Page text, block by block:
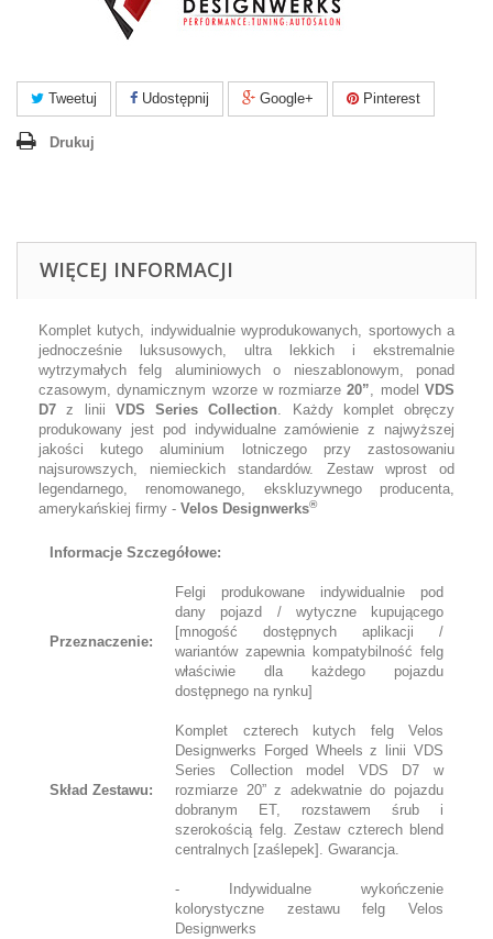
Tweetuj Udostępnij Google+ Pinterest
Drukuj
WIĘCEJ INFORMACJI
Komplet kutych, indywidualnie wyprodukowanych, sportowych a
jednocześnie luksusowych, ultra lekkich i ekstremalnie
wytrzymałych felg aluminiowych o nieszablonowym, ponad
czasowym, dynamicznym wzorze w rozmiarze20”, modelVDS
D7 z linii VDS Series Collection. Każdy komplet obręczy
produkowany jest pod indywidualne zamówienie z najwyższej
jakości kutego aluminium lotniczego przy zastosowaniu
najsurowszych, niemieckich standardów. Zestaw wprost od
legendarnego, renomowanego, ekskluzywnego producenta,
amerykańskiej firmy - Velos Designwerks®
Informacje Szczegółowe:
Przeznaczenie:
Felgi produkowane indywidualnie pod
dany pojazd / wytyczne kupującego
[mnogość dostępnych aplikacji /
wariantów zapewnia kompatybilność felg
właściwie dla każdego pojazdu
dostępnego na rynku]
Skład Zestawu:
Komplet czterech kutych felg Velos
Designwerks Forged Wheels z linii VDS
Series Collection model VDS D7 w
rozmiarze 20” z adekwatnie do pojazdu
dobranym ET, rozstawem śrub i
szerokością felg. Zestaw czterech blend
centralnych [zaślepek]. Gwarancja.
- Indywidualne wykończenie
kolorystyczne zestawu felg Velos
Designwerks